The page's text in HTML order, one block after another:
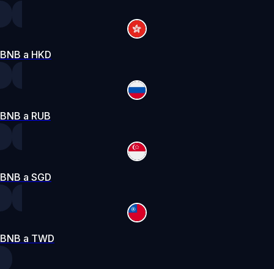
BNB a HKD
BNB a RUB
BNB a SGD
BNB a TWD